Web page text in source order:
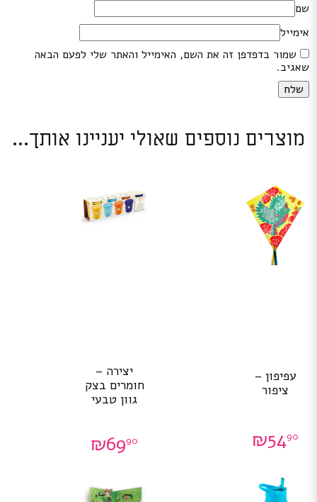
שם
אימייל
שמור בדפדפן זה את השם, האימייל והאתר שלי לפעם הבאה
שאגיב.
מוצרים נוספים שאולי יעניינו אותך...
עפיפון –
ציפור
₪5490
יצירה –
חומרים בצק
גוון טבעי
₪6990